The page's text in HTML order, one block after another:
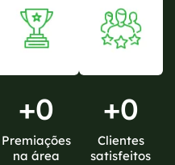
+0
Premiações
na área
+0
Clientes
satisfeitos